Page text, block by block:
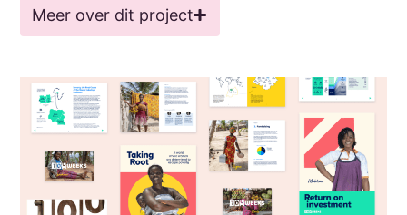
Meer over dit project